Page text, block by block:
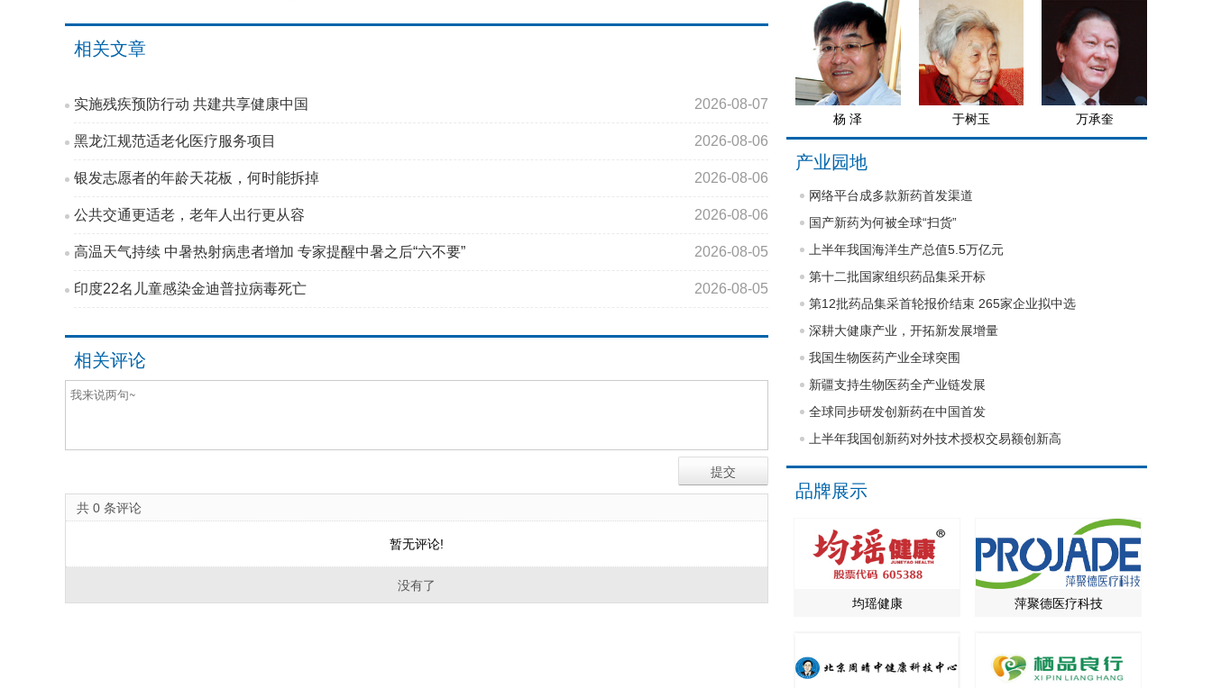
相关文章
实施残疾预防行动 共建共享健康中国 2026-08-07
黑龙江规范适老化医疗服务项目 2026-08-06
银发志愿者的年龄天花板，何时能拆掉 2026-08-06
公共交通更适老，老年人出行更从容 2026-08-06
高温天气持续 中暑热射病患者增加 专家提醒中暑之后“六不要” 2026-08-05
印度22名儿童感染金迪普拉病毒死亡 2026-08-05
相关评论
共 0 条评论
暂无评论!
没有了
杨 泽 于树玉 万承奎
产业园地
网络平台成多款新药首发渠道
国产新药为何被全球“扫货”
上半年我国海洋生产总值5.5万亿元
第十二批国家组织药品集采开标
第12批药品集采首轮报价结束 265家企业拟中选
深耕大健康产业，开拓新发展增量
我国生物医药产业全球突围
新疆支持生物医药全产业链发展
全球同步研发创新药在中国首发
上半年我国创新药对外技术授权交易额创新高
品牌展示
均瑶健康 萍聚德医疗科技